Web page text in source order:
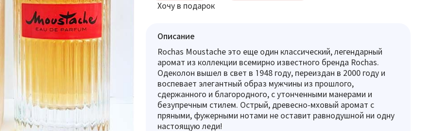
Хочу в подарок
Описание
Rochas Moustache это еще один классический, легендарный
аромат из коллекции всемирно известного бренда Rochas.
Одеколон вышел в свет в 1948 году, переиздан в 2000 году и
воспевает элегантный образ мужчины из прошлого,
сдержанного и благородного, с утонченными манерами и
безупречным стилем. Острый, древесно-мховый аромат с
пряными, фужерными нотами не оставит равнодушной ни одну
настоящую леди!